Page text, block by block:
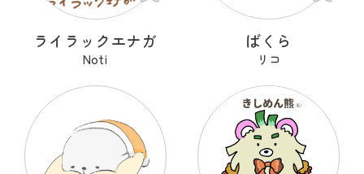
ライラックエナガ
Noti
ばくら
リコ